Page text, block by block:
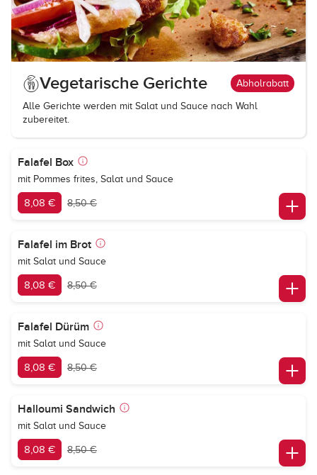
Vegetarische Gerichte Abholrabatt
Alle Gerichte werden mit Salat und Sauce nach Wahl
zubereitet.
Falafel Box
mit Pommes frites, Salat und Sauce
8,08 € 8,50 €
Falafel im Brot
mit Salat und Sauce
8,08 € 8,50 €
Falafel Dürüm
mit Salat und Sauce
8,08 € 8,50 €
Halloumi Sandwich
mit Salat und Sauce
8,08 € 8,50 €